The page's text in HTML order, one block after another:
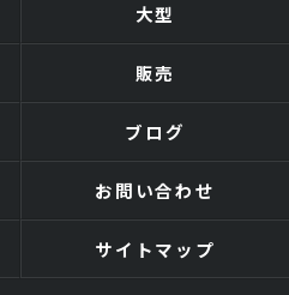
大型
販売
ブログ
お問い合わせ
サイトマップ